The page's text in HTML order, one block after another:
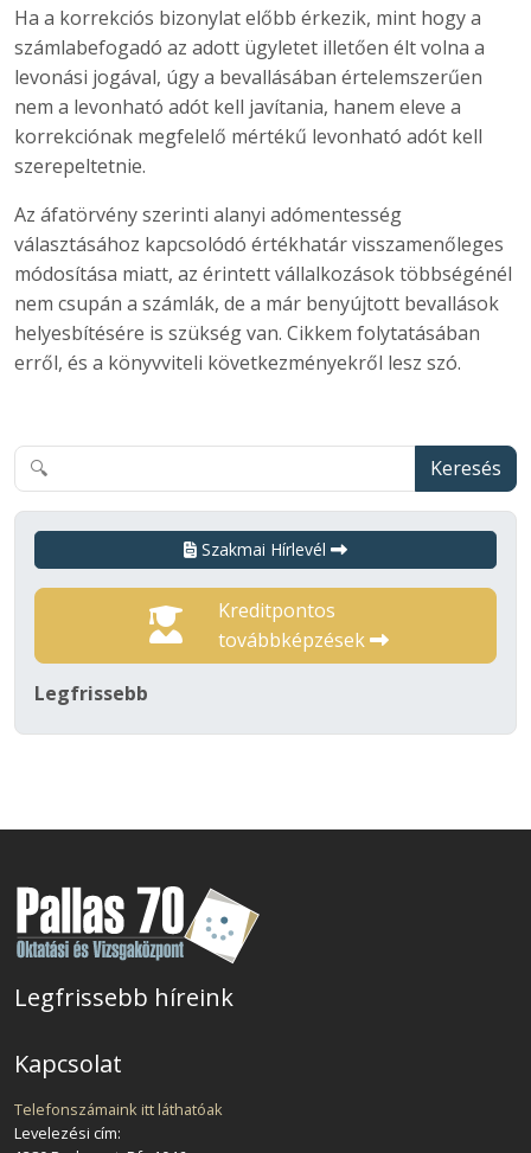
Ha a korrekciós bizonylat előbb érkezik, mint hogy a
számlabefogadó az adott ügyletet illetően élt volna a
levonási jogával, úgy a bevallásában értelemszerűen
nem a levonható adót kell javítania, hanem eleve a
korrekciónak megfelelő mértékű levonható adót kell
szerepeltetnie.
Az áfatörvény szerinti alanyi adómentesség
választásához kapcsolódó értékhatár visszamenőleges
módosítása miatt, az érintett vállalkozások többségénél
nem csupán a számlák, de a már benyújtott bevallások
helyesbítésére is szükség van. Cikkem folytatásában
erről, és a könyvviteli következményekről lesz szó.
Keresés
Szakmai Hírlevél
Kreditpontos
továbbképzések
Legfrissebb
Legfrissebb híreink
Kapcsolat
Telefonszámaink itt láthatóak
Levelezési cím: